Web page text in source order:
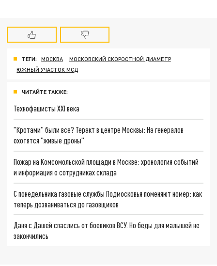
ТЕГИ: МОСКВА
МОСКОВСКИЙ СКОРОСТНОЙ ДИАМЕТР
ЮЖНЫЙ УЧАСТОК МСД
ЧИТАЙТЕ ТАКЖЕ:
Технофашисты XXI века
"Кротами" были все? Теракт в центре Москвы: На генералов
охотятся "живые дроны"
Пожар на Комсомольской площади в Москве: хронология событий
и информация о сотрудниках склада
С понедельника газовые службы Подмосковья поменяют номер: как
теперь дозваниваться до газовщиков
Даня с Дашей спаслись от боевиков ВСУ. Но беды для малышей не
закончились